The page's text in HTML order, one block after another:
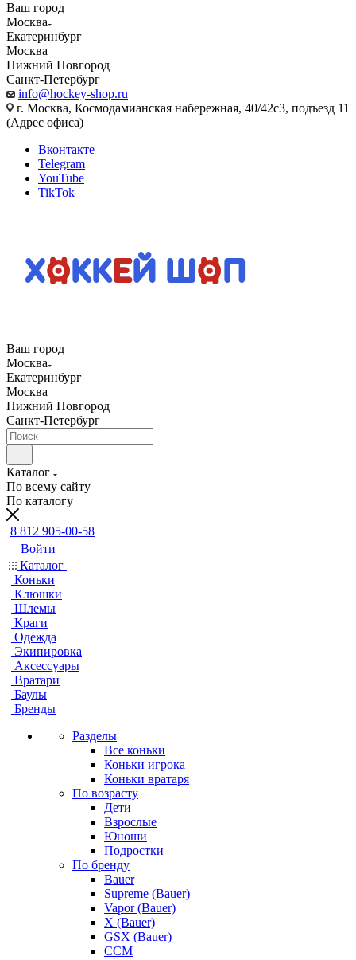
Ваш город
Москва
Екатеринбург
Москва
Нижний Новгород
Санкт-Петербург
info@hockey-shop.ru
г. Москва, Космодамианская набережная, 40/42с3, подъезд 11
(Адрес офиса)
Вконтакте
Telegram
YouTube
TikTok
Ваш город
Москва
Екатеринбург
Москва
Нижний Новгород
Санкт-Петербург
Каталог
По всему сайту
По каталогу
8 812 905-00-58
Войти
Каталог
Коньки
Клюшки
Шлемы
Краги
Одежда
Экипировка
Аксессуары
Вратари
Баулы
Бренды
Разделы
Все коньки
Коньки игрока
Коньки вратаря
По возрасту
Дети
Взрослые
Юноши
Подростки
По бренду
Bauer
Supreme (Bauer)
Vapor (Bauer)
X (Bauer)
GSX (Bauer)
CCM